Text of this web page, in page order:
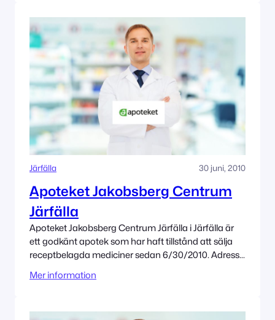
Järfälla 30 juni, 2010
Apoteket Jakobsberg Centrum
Järfälla
Apoteket Jakobsberg Centrum Järfälla i Järfälla är
ett godkänt apotek som har haft tillstånd att sälja
receptbelagda mediciner sedan 6/30/2010. Adress
innehas av Apoteket AB
Mer information